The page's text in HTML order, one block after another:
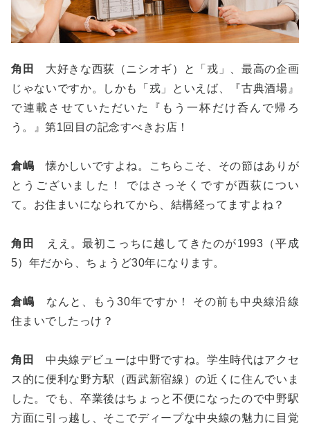
角田
大好きな西荻（ニシオギ）と「戎」、最高の企画
じゃないですか。しかも「戎」といえば、『古典酒場』
で連載させていただいた『もう一杯だけ呑んで帰ろ
う。』第1回目の記念すべきお店！
倉嶋 懐かしいですよね。こちらこそ、その節はありが
とうございました！ ではさっそくですが西荻につい
て。お住まいになられてから、結構経ってますよね？
角田
ええ。最初こっちに越してきたのが1993（平成
5）年だから、ちょうど30年になります。
倉嶋 なんと、もう30年ですか！ その前も中央線沿線
住まいでしたっけ？
角田
中央線デビューは中野ですね。学生時代はアクセ
ス的に便利な野方駅（西武新宿線）の近くに住んでいま
した。でも、卒業後はちょっと不便になったので中野駅
方面に引っ越し、そこでディープな中央線の魅力に目覚